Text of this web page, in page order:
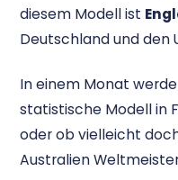
diesem Modell ist
Deutschland und den
In einem Monat
statistische Modell in
oder ob vielleicht
Australien